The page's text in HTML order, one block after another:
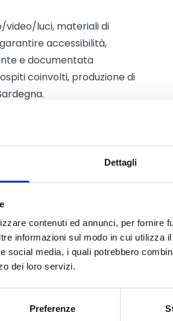
Dettagli
contenuti ed annunci, per fornire
informazioni sul modo in cui utilizza
social media, i quali potrebbero
dei loro servizi.
Preferenze
video/luci, materiali di
accessibilità,
e documentata
coinvolti, produzione di
o festival internazionali
regista/produttore/cast,
produzione di materiali
il festival.
59.1, in particolare 59.11,